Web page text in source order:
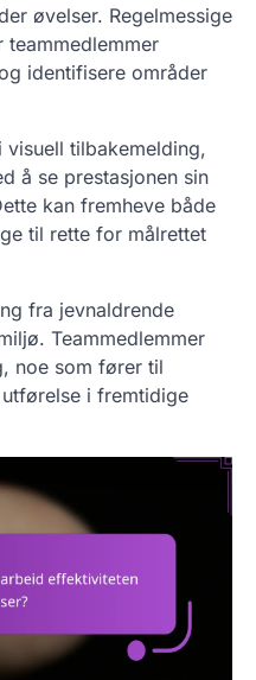
øvelser. Regelmessige
identifisere områder
tilbakemelding,
å se prestasjonen sin
kan fremheve både
til rette for målrettet
fra jevnaldrende
Teammedlemmer
noe som fører til
i fremtidige